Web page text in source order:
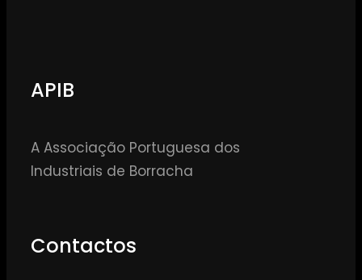
APIB
A Associação Portuguesa dos
Industriais de Borracha
Contactos